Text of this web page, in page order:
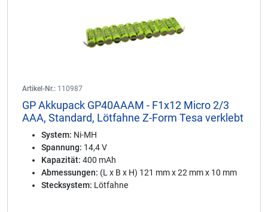
Artikel-Nr.: 110987
GP Akkupack GP40AAAM - F1x12 Micro 2/3
AAA, Standard, Lötfahne Z-Form Tesa verklebt
System: Ni-MH
Spannung: 14,4 V
Kapazität: 400 mAh
Abmessungen: (L x B x H) 121 mm x 22 mm x 10 mm
Stecksystem: Lötfahne